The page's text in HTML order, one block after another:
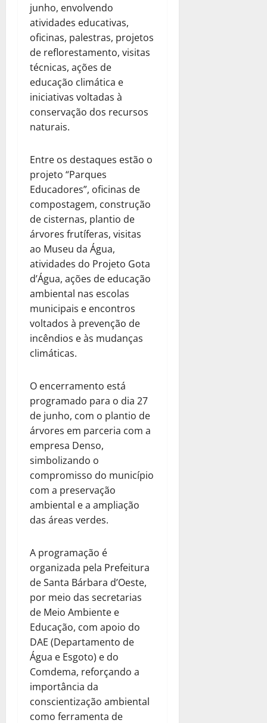
junho, envolvendo
atividades educativas,
oficinas, palestras, projetos
de reflorestamento, visitas
técnicas, ações de
educação climática e
iniciativas voltadas à
conservação dos recursos
naturais.
Entre os destaques estão o
projeto “Parques
Educadores”, oficinas de
compostagem, construção
de cisternas, plantio de
árvores frutíferas, visitas
ao Museu da Água,
atividades do Projeto Gota
d’Água, ações de educação
ambiental nas escolas
municipais e encontros
voltados à prevenção de
incêndios e às mudanças
climáticas.
O encerramento está
programado para o dia 27
de junho, com o plantio de
árvores em parceria com a
empresa Denso,
simbolizando o
compromisso do município
com a preservação
ambiental e a ampliação
das áreas verdes.
A programação é
organizada pela Prefeitura
de Santa Bárbara d’Oeste,
por meio das secretarias
de Meio Ambiente e
Educação, com apoio do
DAE (Departamento de
Água e Esgoto) e do
Comdema, reforçando a
importância da
conscientização ambiental
como ferramenta de